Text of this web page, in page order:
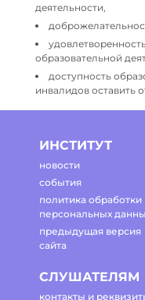
деятельности,
образовательной
доступность
инвалидов оставить
ИНСТИТУТ
новости
события
политика обработки
персональных
предыдущая версия
сайта
СЛУШАТЕЛЯМ
контакты и